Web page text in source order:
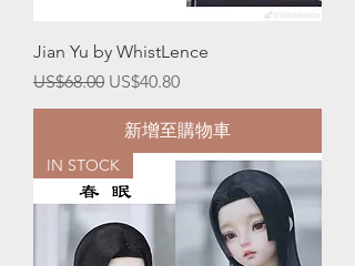
Jian Yu by WhistLence
一般價格
US$68.00 促銷價格
US$40.80
新增至購物車
IN STOCK